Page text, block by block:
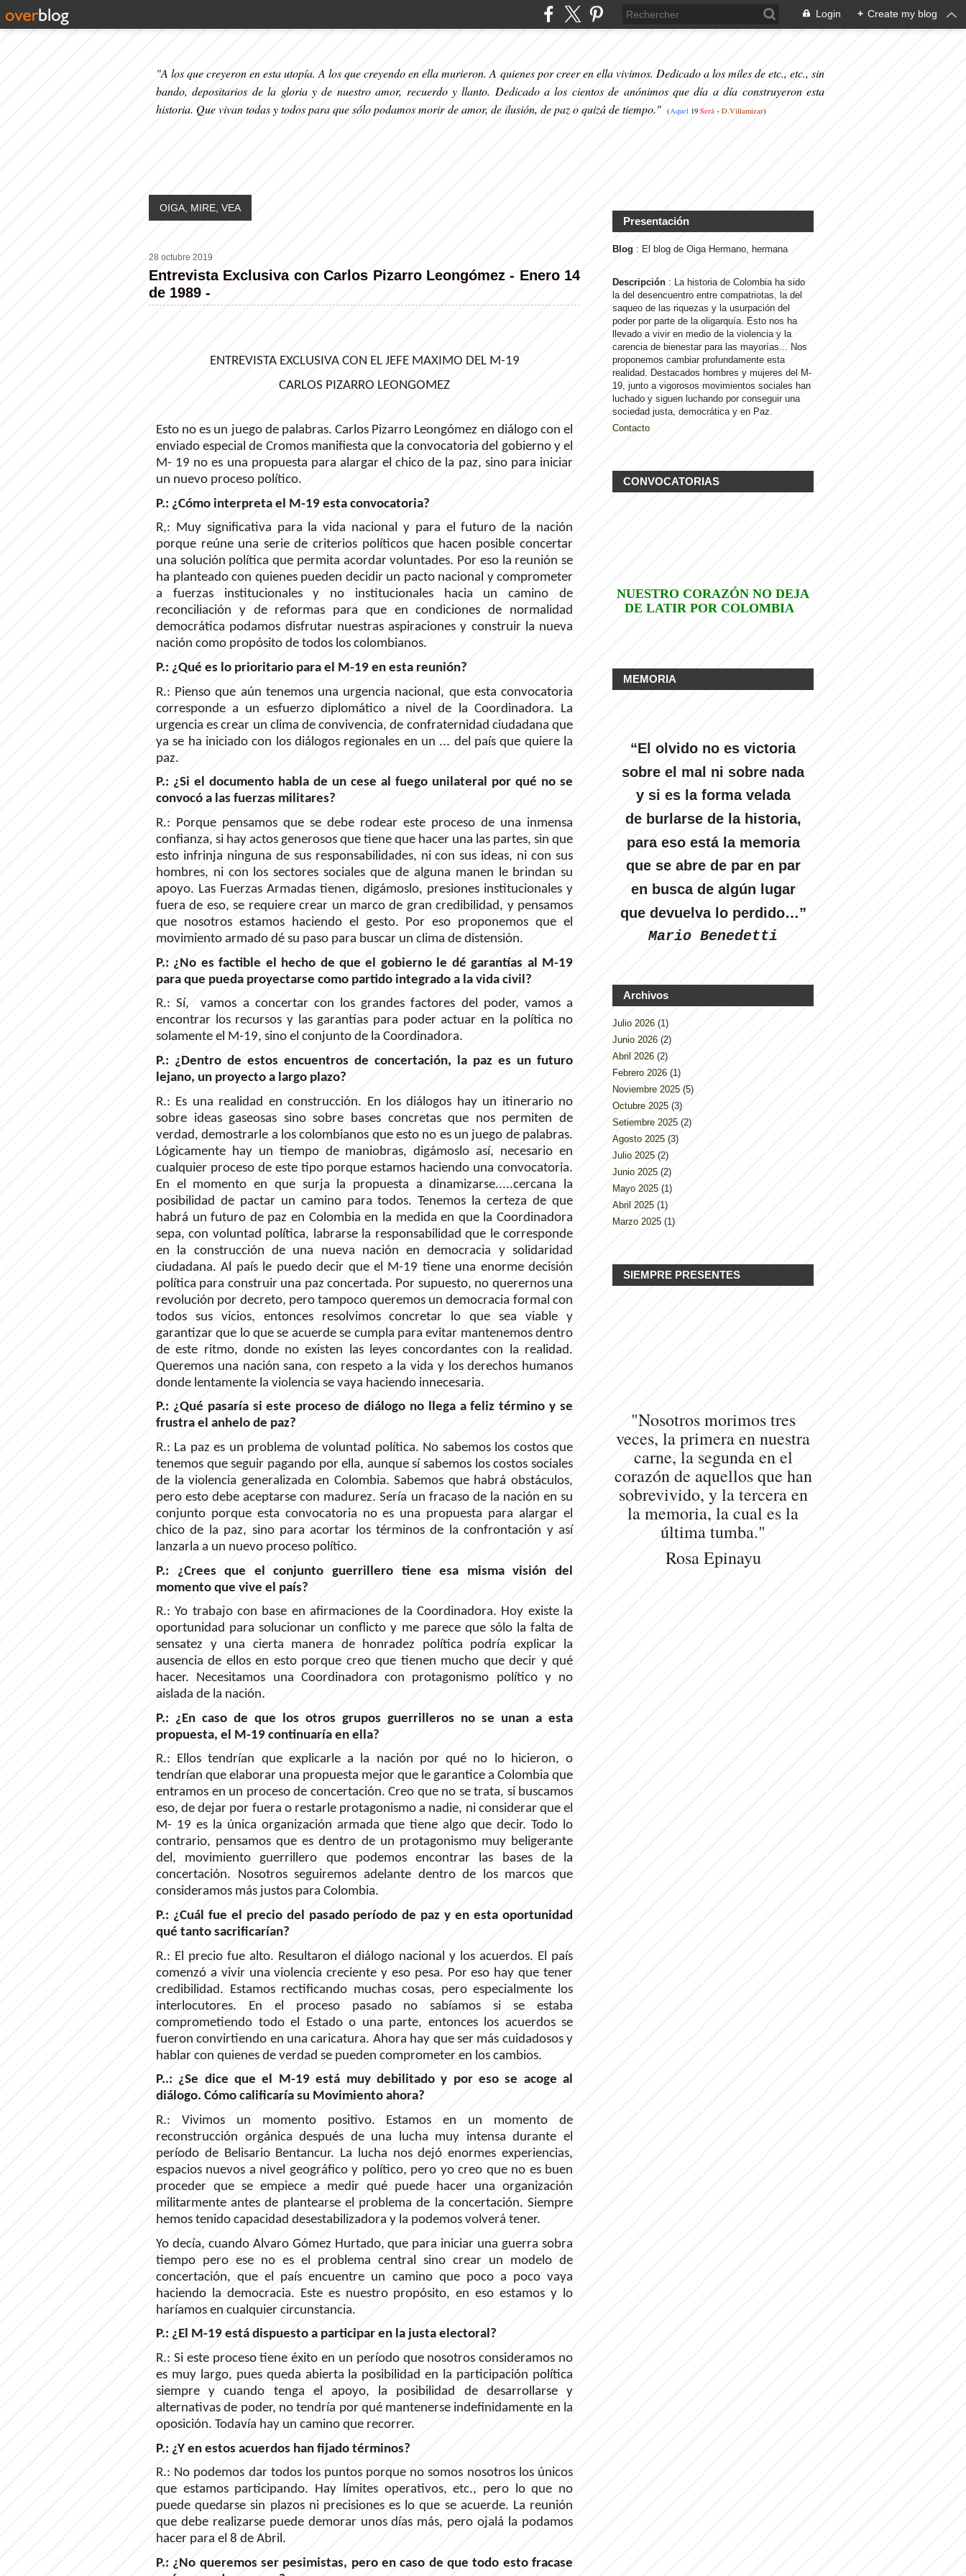
Login + Create my blog
"A los que creyeron en esta utopía. A los que creyendo en ella murieron. A quienes por creer en ella vivimos. Dedicado a los miles de etc., etc., sin
bando, depositarios de la gloria y de nuestro amor, recuerdo y llanto. Dedicado a los cientos de anónimos que día a día construyeron esta
historia. Que vivan todas y todos para que sólo podamos morir de amor, de ilusión, de paz o quizá de tiempo." (Aquel 19 Será - D.Villamizar)
OIGA, MIRE, VEA
28 octubre 2019
Entrevista Exclusiva con Carlos Pizarro Leongómez - Enero 14
de 1989 -
ENTREVISTA EXCLUSIVA CON EL JEFE MAXIMO DEL M-19
CARLOS PIZARRO LEONGOMEZ
Esto no es un juego de palabras. Carlos Pizarro Leongómez en diálogo con el
enviado especial de Cromos manifiesta que la convocatoria del gobierno y el
M- 19 no es una propuesta para alargar el chico de la paz, sino para iniciar
un nuevo proceso político.
P.: ¿Cómo interpreta el M-19 esta convocatoria?
R,: Muy significativa para la vida nacional y para el futuro de la nación
porque reúne una serie de criterios políticos que hacen posible concertar
una solución política que permita acordar voluntades. Por eso la reunión se
ha planteado con quienes pueden decidir un pacto nacional y comprometer
a fuerzas institucionales y no institucionales hacia un camino de
reconciliación y de reformas para que en condiciones de normalidad
democrática podamos disfrutar nuestras aspiraciones y construir la nueva
nación como propósito de todos los colombianos.
P.: ¿Qué es lo prioritario para el M-19 en esta reunión?
R.: Pienso que aún tenemos una urgencia nacional, que esta convocatoria
corresponde a un esfuerzo diplomático a nivel de la Coordinadora. La
urgencia es crear un clima de convivencia, de confraternidad ciudadana que
ya se ha iniciado con los diálogos regionales en un ... del país que quiere la
paz.
P.: ¿Si el documento habla de un cese al fuego unilateral por qué no se
convocó a las fuerzas militares?
R.: Porque pensamos que se debe rodear este proceso de una inmensa
confianza, si hay actos generosos que tiene que hacer una las partes, sin que
esto infrinja ninguna de sus responsabilidades, ni con sus ideas, ni con sus
hombres, ni con los sectores sociales que de alguna manen le brindan su
apoyo. Las Fuerzas Armadas tienen, digámoslo, presiones institucionales y
fuera de eso, se requiere crear un marco de gran credibilidad, y pensamos
que nosotros estamos haciendo el gesto. Por eso proponemos que el
movimiento armado dé su paso para buscar un clima de distensión.
P.: ¿No es factible el hecho de que el gobierno le dé garantías al M-19
para que pueda proyectarse como partido integrado a la vida civil?
R.: Sí, vamos a concertar con los grandes factores del poder, vamos a
encontrar los recursos y las garantías para poder actuar en la política no
solamente el M-19, sino el conjunto de la Coordinadora.
P.: ¿Dentro de estos encuentros de concertación, la paz es un futuro
lejano, un proyecto a largo plazo?
R.: Es una realidad en construcción. En los diálogos hay un itinerario no
sobre ideas gaseosas sino sobre bases concretas que nos permiten de
verdad, demostrarle a los colombianos que esto no es un juego de palabras.
Lógicamente hay un tiempo de maniobras, digámoslo así, necesario en
cualquier proceso de este tipo porque estamos haciendo una convocatoria.
En el momento en que surja la propuesta a dinamizarse.....cercana la
posibilidad de pactar un camino para todos. Tenemos la certeza de que
habrá un futuro de paz en Colombia en la medida en que la Coordinadora
sepa, con voluntad política, labrarse la responsabilidad que le corresponde
en la construcción de una nueva nación en democracia y solidaridad
ciudadana. Al país le puedo decir que el M-19 tiene una enorme decisión
política para construir una paz concertada. Por supuesto, no querernos una
revolución por decreto, pero tampoco queremos un democracia formal con
todos sus vicios, entonces resolvimos concretar lo que sea viable y
garantizar que lo que se acuerde se cumpla para evitar mantenemos dentro
de este ritmo, donde no existen las leyes concordantes con la realidad.
Queremos una nación sana, con respeto a la vida y los derechos humanos
donde lentamente la violencia se vaya haciendo innecesaria.
P.: ¿Qué pasaría si este proceso de diálogo no llega a feliz término y se
frustra el anhelo de paz?
R.: La paz es un problema de voluntad política. No sabemos los costos que
tenemos que seguir pagando por ella, aunque sí sabemos los costos sociales
de la violencia generalizada en Colombia. Sabemos que habrá obstáculos,
pero esto debe aceptarse con madurez. Sería un fracaso de la nación en su
conjunto porque esta convocatoria no es una propuesta para alargar el
chico de la paz, sino para acortar los términos de la confrontación y así
lanzarla a un nuevo proceso político.
P.: ¿Crees que el conjunto guerrillero tiene esa misma visión del
momento que vive el país?
R.: Yo trabajo con base en afirmaciones de la Coordinadora. Hoy existe la
oportunidad para solucionar un conflicto y me parece que sólo la falta de
sensatez y una cierta manera de honradez política podría explicar la
ausencia de ellos en esto porque creo que tienen mucho que decir y qué
hacer. Necesitamos una Coordinadora con protagonismo político y no
aislada de la nación.
P.: ¿En caso de que los otros grupos guerrilleros no se unan a esta
propuesta, el M-19 continuaría en ella?
R.: Ellos tendrían que explicarle a la nación por qué no lo hicieron, o
tendrían que elaborar una propuesta mejor que le garantice a Colombia que
entramos en un proceso de concertación. Creo que no se trata, si buscamos
eso, de dejar por fuera o restarle protagonismo a nadie, ni considerar que el
M- 19 es la única organización armada que tiene algo que decir. Todo lo
contrario, pensamos que es dentro de un protagonismo muy beligerante
del, movimiento guerrillero que podemos encontrar las bases de la
concertación. Nosotros seguiremos adelante dentro de los marcos que
consideramos más justos para Colombia.
P.: ¿Cuál fue el precio del pasado período de paz y en esta oportunidad
qué tanto sacrificarían?
R.: El precio fue alto. Resultaron el diálogo nacional y los acuerdos. El país
comenzó a vivir una violencia creciente y eso pesa. Por eso hay que tener
credibilidad. Estamos rectificando muchas cosas, pero especialmente los
interlocutores. En el proceso pasado no sabíamos si se estaba
comprometiendo todo el Estado o una parte, entonces los acuerdos se
fueron convirtiendo en una caricatura. Ahora hay que ser más cuidadosos y
hablar con quienes de verdad se pueden comprometer en los cambios.
P..: ¿Se dice que el M-19 está muy debilitado y por eso se acoge al
diálogo. Cómo calificaría su Movimiento ahora?
R.: Vivimos un momento positivo. Estamos en un momento de
reconstrucción orgánica después de una lucha muy intensa durante el
período de Belisario Bentancur. La lucha nos dejó enormes experiencias,
espacios nuevos a nivel geográfico y político, pero yo creo que no es buen
proceder que se empiece a medir qué puede hacer una organización
militarmente antes de plantearse el problema de la concertación. Siempre
hemos tenido capacidad desestabilizadora y la podemos volverá tener.
Yo decía, cuando Alvaro Gómez Hurtado, que para iniciar una guerra sobra
tiempo pero ese no es el problema central sino crear un modelo de
concertación, que el país encuentre un camino que poco a poco vaya
haciendo la democracia. Este es nuestro propósito, en eso estamos y lo
haríamos en cualquier circunstancia.
P.: ¿El M-19 está dispuesto a participar en la justa electoral?
R.: Si este proceso tiene éxito en un período que nosotros consideramos no
es muy largo, pues queda abierta la posibilidad en la participación política
siempre y cuando tenga el apoyo, la posibilidad de desarrollarse y
alternativas de poder, no tendría por qué mantenerse indefinidamente en la
oposición. Todavía hay un camino que recorrer.
P.: ¿Y en estos acuerdos han fijado términos?
R.: No podemos dar todos los puntos porque no somos nosotros los únicos
que estamos participando. Hay límites operativos, etc., pero lo que no
puede quedarse sin plazos ni precisiones es lo que se acuerde. La reunión
que debe realizarse puede demorar unos días más, pero ojalá la podamos
hacer para el 8 de Abril.
P.: ¿No queremos ser pesimistas, pero en caso de que todo esto fracase
Presentación
Blog : El blog de Oiga Hermano, hermana
Descripción : La historia de Colombia ha sido
la del desencuentro entre compatriotas, la del
saqueo de las riquezas y la usurpación del
poder por parte de la oligarquía. Esto nos ha
llevado a vivir en medio de la violencia y la
carencia de bienestar para las mayorías... Nos
proponemos cambiar profundamente esta
realidad. Destacados hombres y mujeres del M-
19, junto a vigorosos movimientos sociales han
luchado y siguen luchando por conseguir una
sociedad justa, democrática y en Paz.
Contacto
CONVOCATORIAS
NUESTRO CORAZÓN NO DEJA
DE LATIR POR COLOMBIA
MEMORIA
“El olvido no es victoria
sobre el mal ni sobre nada
y si es la forma velada
de burlarse de la historia,
para eso está la memoria
que se abre de par en par
en busca de algún lugar
que devuelva lo perdido…”
Mario Benedetti
Archivos
Julio 2026 (1)
Junio 2026 (2)
Abril 2026 (2)
Febrero 2026 (1)
Noviembre 2025 (5)
Octubre 2025 (3)
Setiembre 2025 (2)
Agosto 2025 (3)
Julio 2025 (2)
Junio 2025 (2)
Mayo 2025 (1)
Abril 2025 (1)
Marzo 2025 (1)
SIEMPRE PRESENTES
"Nosotros morimos tres
veces, la primera en nuestra
carne, la segunda en el
corazón de aquellos que han
sobrevivido, y la tercera en
la memoria, la cual es la
última tumba."
Rosa Epinayu